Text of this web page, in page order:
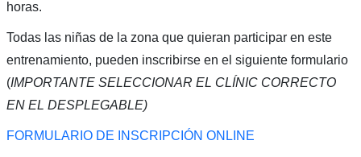
horas.
Todas las niñas de la zona que quieran participar en este
entrenamiento, pueden inscribirse en el siguiente formulario
(IMPORTANTE SELECCIONAR EL CLÍNIC CORRECTO
EN EL DESPLEGABLE)
FORMULARIO DE INSCRIPCIÓN ONLINE